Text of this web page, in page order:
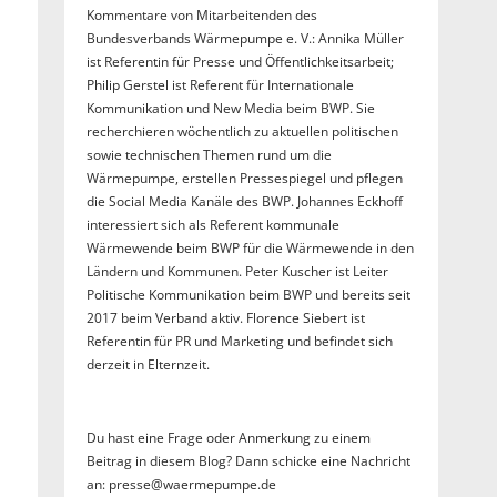
Kommentare von Mitarbeitenden des
Bundesverbands Wärmepumpe e. V.: Annika Müller
ist Referentin für Presse und Öffentlichkeitsarbeit;
Philip Gerstel ist Referent für Internationale
Kommunikation und New Media beim BWP. Sie
recherchieren wöchentlich zu aktuellen politischen
sowie technischen Themen rund um die
Wärmepumpe, erstellen Pressespiegel und pflegen
die Social Media Kanäle des BWP. Johannes Eckhoff
interessiert sich als Referent kommunale
Wärmewende beim BWP für die Wärmewende in den
Ländern und Kommunen. Peter Kuscher ist Leiter
Politische Kommunikation beim BWP und bereits seit
2017 beim Verband aktiv. Florence Siebert ist
Referentin für PR und Marketing und befindet sich
derzeit in Elternzeit.
Du hast eine Frage oder Anmerkung zu einem
Beitrag in diesem Blog? Dann schicke eine Nachricht
an: presse@waermepumpe.de